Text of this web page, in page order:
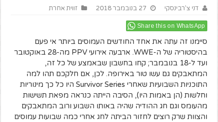
דני צ'רבינסקי 27 בנובמבר 2018 זווית אחרת
Share this on WhatsApp
סיימנו זה עתה את אחד החודשים העמוסים ביותר אי פעם
בהיסטוריה של ה-WWE. ארבעה אירועי PPV מה-28 באוקטובר
ועד ל-18 בנובמבר; קחו בחשבון שבאמצע של כל זה,
המתאבקים גם עשו טור באירופה. לכן, אם חלקכם תהו למה
התוכניות השבועיות שאחרי Survivor Series היו כל כך מינוריות
וחלשות (הן באמות היו), הסיבה הייתה כנראה מפאת תשישות
מהעומס וגם חג ההודיה שהיה באותו השבוע ורוב המתאבקים
והצוות שרק רוצים לחזור הביתה לחג אחרי כמה שבועות עמוסים